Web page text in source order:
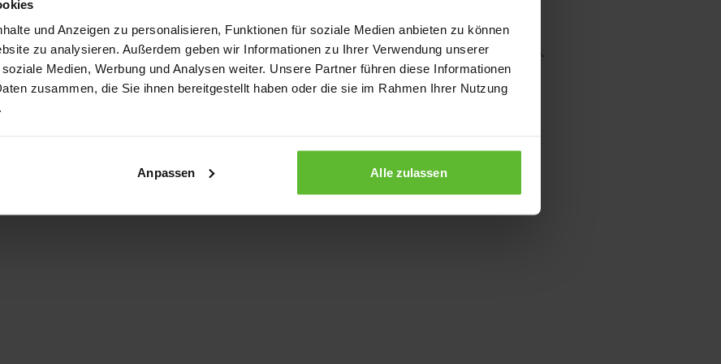
und Anzeigen zu personalisieren, Funktionen für soziale Medien anbieten zu können
zu analysieren. Außerdem geben wir Informationen zu Ihrer Verwendung unserer
Medien, Werbung und Analysen weiter. Unsere Partner führen diese Informationen
zusammen, die Sie ihnen bereitgestellt haben oder die sie im Rahmen Ihrer Nutzung
Anpassen Alle zulassen
has occurred while loading www.kurzwego.de (see the browser console for more information).